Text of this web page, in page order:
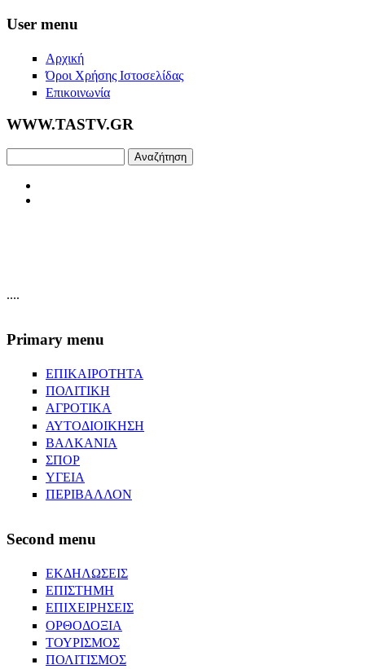
Skip to main content
User menu
Αρχική
Όροι Χρήσης Ιστοσελίδας
Επικοινωνία
WWW.TASTV.GR
....
Primary menu
ΕΠΙΚΑΙΡΟΤΗΤΑ
ΠΟΛΙΤΙΚΗ
ΑΓΡΟΤΙΚΑ
ΑΥΤΟΔΙΟΙΚΗΣΗ
ΒΑΛΚΑΝΙΑ
ΣΠΟΡ
ΥΓΕΙΑ
ΠΕΡΙΒΑΛΛΟΝ
Second menu
ΕΚΔΗΛΩΣΕΙΣ
ΕΠΙΣΤΗΜΗ
ΕΠΙΧΕΙΡΗΣΕΙΣ
ΟΡΘΟΔΟΞΙΑ
ΤΟΥΡΙΣΜΟΣ
ΠΟΛΙΤΙΣΜΟΣ